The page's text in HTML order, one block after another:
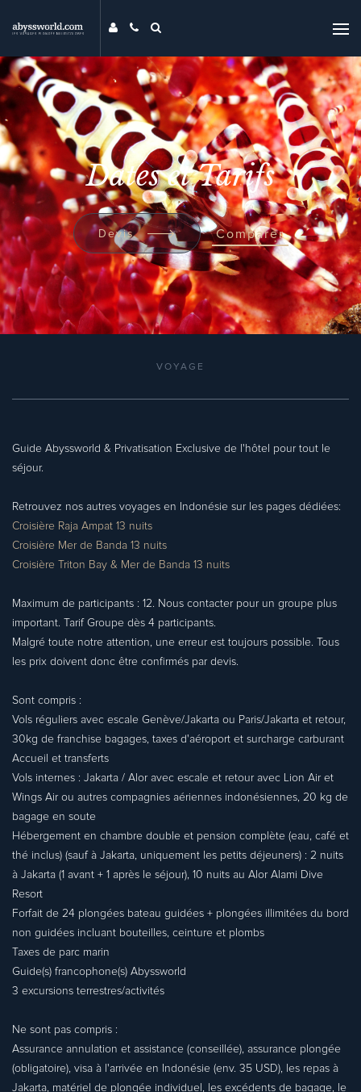
DESTINATIONS
THÉMATIQUES
PROMOS
MAG
MON ABYSS
CONTACT
COMPARER
UNIVERS ABYSS
RECHERCHER
EVENTS
Dates et Tarifs
Devis Comparer
VOYAGE
Guide Abyssworld & Privatisation Exclusive de l'hôtel pour tout le
séjour.
Retrouvez nos autres voyages en Indonésie sur les pages dédiées:
Croisière Raja Ampat 13 nuits
Croisière Mer de Banda 13 nuits
Croisière Triton Bay & Mer de Banda 13 nuits
Maximum de participants : 12. Nous contacter pour un groupe plus
important. Tarif Groupe dès 4 participants.
Malgré toute notre attention, une erreur est toujours possible. Tous
les prix doivent donc être confirmés par devis.
Sont compris :
Vols réguliers avec escale Genève/Jakarta ou Paris/Jakarta et retour,
30kg de franchise bagages, taxes d'aéroport et surcharge carburant
Accueil et transferts
Vols internes : Jakarta / Alor avec escale et retour avec Lion Air et
Wings Air ou autres compagnies aériennes indonésiennes, 20 kg de
bagage en soute
Hébergement en chambre double et pension complète (eau, café et
thé inclus) (sauf à Jakarta, uniquement les petits déjeuners) : 2 nuits
à Jakarta (1 avant + 1 après le séjour), 10 nuits au Alor Alami Dive
Resort
Forfait de 24 plongées bateau guidées + plongées illimitées du bord
non guidées incluant bouteilles, ceinture et plombs
Taxes de parc marin
Guide(s) francophone(s) Abyssworld
3 excursions terrestres/activités
Ne sont pas compris :
Assurance annulation et assistance (conseillée), assurance plongée
(obligatoire), visa à l'arrivée en Indonésie (env. 35 USD), les repas à
Jakarta, matériel de plongée individuel, les excédents de bagage, le